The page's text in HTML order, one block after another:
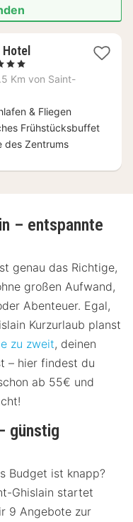
Km von Saint-
& Fliegen
Frühstücksbuffet
des Zentrums
– entspannte
genau das Richtige,
großen Aufwand,
Abenteuer. Egal,
Kurzurlaub planst
zu zweit, deinen
– hier findest du
ab 55€ und
günstig
Budget ist knapp?
Ghislain startet
9 Angebote zur